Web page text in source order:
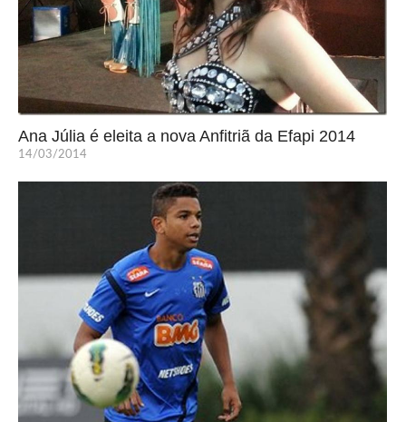
Ana Júlia é eleita a nova Anfitriã da Efapi 2014
14/03/2014